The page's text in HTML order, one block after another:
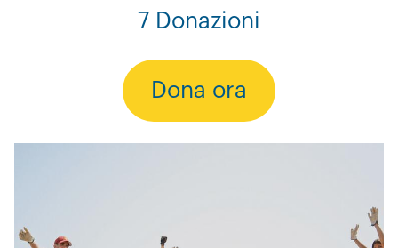
7 Donazioni
Dona ora